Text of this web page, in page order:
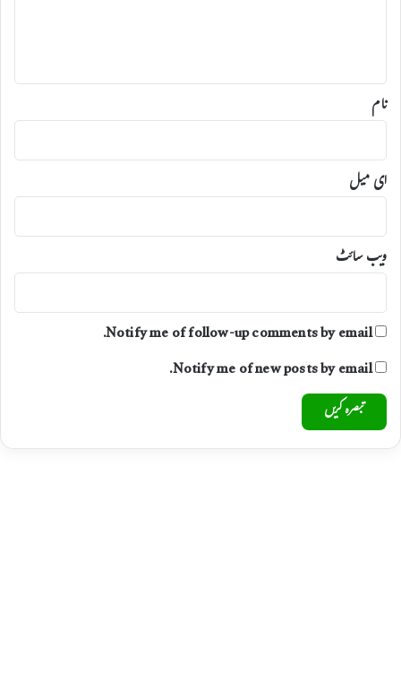
م
ل
ہ،ب
ی
ویجاب
ح
ق
نام
ای میل
ویب‌ سائٹ
Notify me of follow-up comments by email.
Notify me of new posts by email.